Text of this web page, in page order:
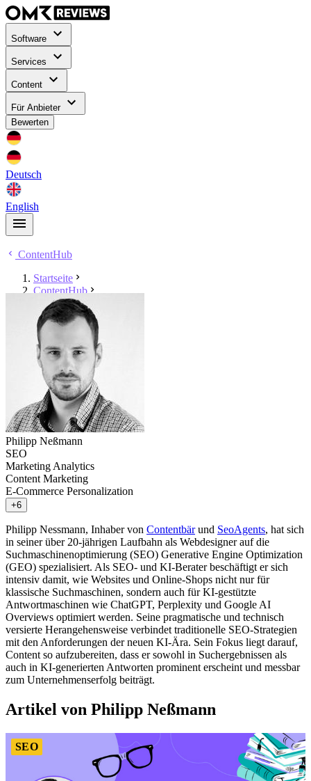
Software
Services
Content
Für Anbieter
Bewerten
Deutsch
English
ContentHub
Startseite
ContentHub
Philipp Neßmann
Philipp Neßmann
SEO
Marketing Analytics
Content Marketing
E-Commerce Personalization
+6
Philipp Nessmann, Inhaber von Contentbärund SeoAgents, hat sich
in seiner über 20-jährigen Laufbahn als Webdesigner auf die
Suchmaschinenoptimierung (SEO) Generative Engine Optimization
(GEO) spezialisiert. Als SEO- und KI-Berater beschäftigt er sich
intensiv damit, wie Websites und Online-Shops nicht nur für
klassische Suchmaschinen, sondern auch für KI-gestützte
Antwortmaschinen wie ChatGPT, Perplexity und Google AI
Overviews optimiert werden. Seine pragmatische und technisch
versierte Herangehensweise verbindet traditionelle SEO-Strategien
mit den Anforderungen der neuen KI-Ära. Sein Fokus liegt darauf,
Content so aufzubereiten, dass er sowohl in Suchergebnissen als
auch in KI-generierten Antworten prominent erscheint und messbar
zum Unternehmenserfolg beiträgt.
Artikel von Philipp Neßmann
SEO